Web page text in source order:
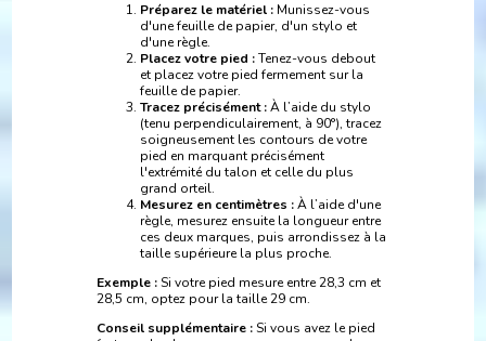
Préparez le matériel : Munissez-vous
d'une feuille de papier, d'un stylo et
d'une règle.
Placez votre pied :Tenez-vous debout
et placez votre pied fermement sur la
feuille de papier.
Tracez précisément :À l’aide du stylo
(tenu perpendiculairement, à 90°), tracez
soigneusement les contours de votre
pied en marquant précisément
l'extrémité du talon et celle du plus
grand orteil.
Mesurez en centimètres :À l’aide d'une
règle, mesurez ensuite la longueur entre
ces deux marques, puis arrondissez à la
taille supérieure la plus proche.
Exemple :Si votre pied mesure entre 28,3 cm et
28,5 cm, optez pour la taille 29 cm.
Conseil supplémentaire :Si vous avez le pied